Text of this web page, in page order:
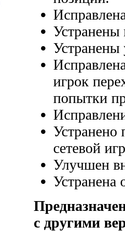
Устранены
Устранены
игрок
попытки
Устранено
сетевой
Улучшен
Устранена
с другими